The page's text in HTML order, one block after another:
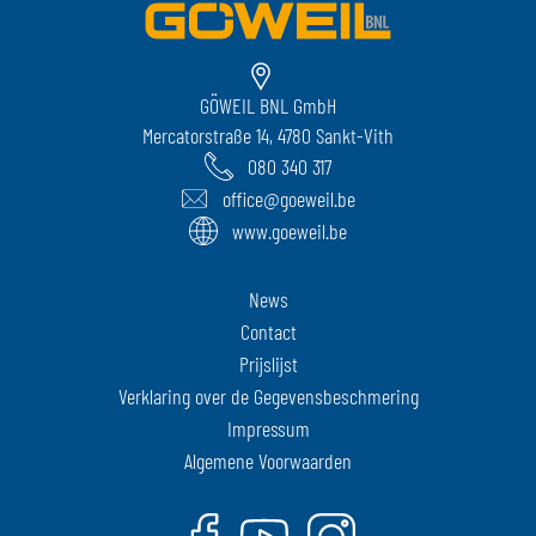
GÖWEIL BNL GmbH
Mercatorstraße 14, 4780 Sankt-Vith
080 340 317
office@goeweil.be
www.goeweil.be
News
Contact
Prijslijst
Verklaring over de Gegevensbeschmering
Impressum
Algemene Voorwaarden